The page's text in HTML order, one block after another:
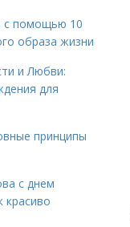
с помощью 10
образа жизни
и Любви:
для
принципы
с днем
красиво